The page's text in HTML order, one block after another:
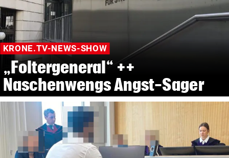
KRONE.TV-NEWS-SHOW
„Foltergeneral“ ++
Naschenwengs Angst-Sager